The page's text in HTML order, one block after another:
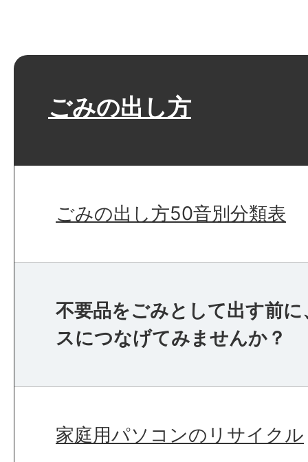
ごみの出し方
ごみの出し方50音別分類表
不要品をごみとして出す前
スにつなげてみませんか？
家庭用パソコンのリサイクル